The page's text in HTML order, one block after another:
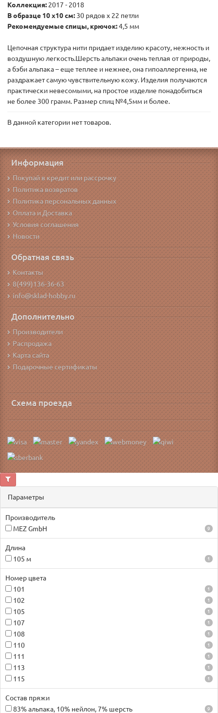
Коллекция: 2017 - 2018
В образце 10 x10 см: 30 рядов х 22 петли
Рекомендуемые спицы, крючок:4,5 мм
Цепочная структура нити придает изделию красоту, нежность и
воздушную легкость.Шерсть альпаки очень теплая от природы,
а бэби альпака – еще теплее и нежнее, она гипоаллергенна, не
раздражает самую чувствительную кожу. Изделия получаются
практически невесомыми, на простое изделие понадобиться
не более 300 грамм. Размер спиц №4,5мм и более.
В данной категории нет товаров.
Информация
Покупай в кредит или рассрочку
Политика возвратов
Политика персональных данных
Оплата и Доставка
Условия соглашения
Новости
Обратная связь
Контакты
8(499)136-36-63
info@sklad-hobby.ru
Дополнительно
Производители
Распродажа
Карта сайта
Подарочные сертификаты
Схема проезда
Параметры
Производитель
MEZ GmbH
9
Длина
105 м
1
Номер цвета
101
1
102 1
105 1
107 1
108 1
110 1
111 1
113 1
115 1
Состав пряжи
83% альпака, 10% нейлон, 7% шерсть
9